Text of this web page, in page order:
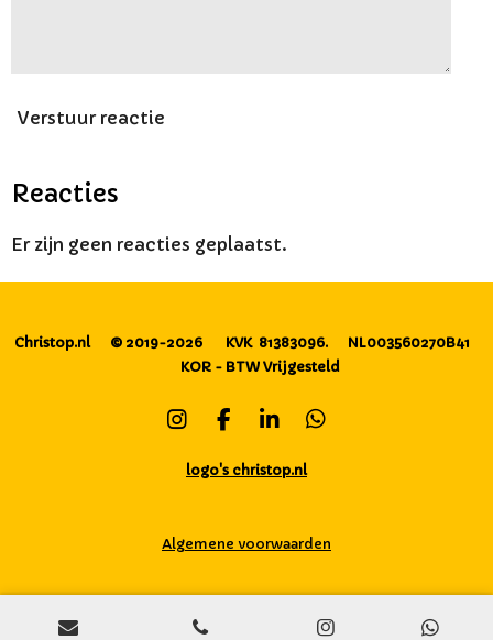
Verstuur reactie
Reacties
Er zijn geen reacties geplaatst.
Christop.nl © 2019-2026 KVK 81383096. NL003560270B41
KOR - BTW Vrijgesteld
I
r
m
F
c
o
L
n
I
W
p
logo's christop.nl
Algemene voorwaarden